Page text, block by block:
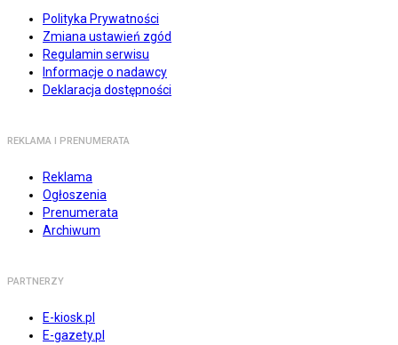
Polityka Prywatności
Zmiana ustawień zgód
Regulamin serwisu
Informacje o nadawcy
Deklaracja dostępności
REKLAMA I PRENUMERATA
Reklama
Ogłoszenia
Prenumerata
Archiwum
PARTNERZY
E-kiosk.pl
E-gazety.pl